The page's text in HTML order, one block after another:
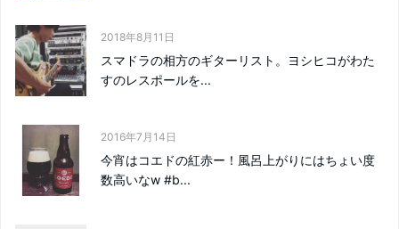
2018年8月11日
スマドラの相方のギターリスト。ヨシヒコがわた
すのレスポールを...
2016年7月14日
今宵はコエドの紅赤ー！風呂上がりにはちょい度
数高いなw #b...